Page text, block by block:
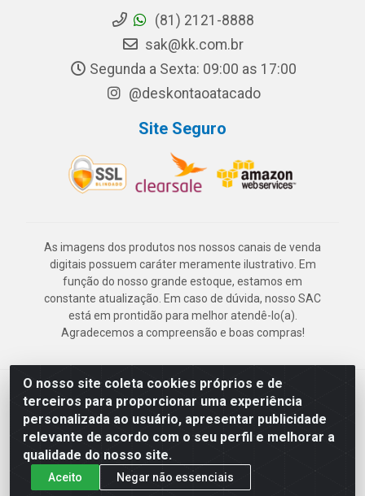
O nosso site coleta cookies próprios e de
terceiros para proporcionar uma experiência
personalizada ao usuário, apresentar publicidade
relevante de acordo com o seu perfil e melhorar a
qualidade do nosso site.
Aceito Negar não essenciais
(81) 2121-8888
sak@kk.com.br
Segunda a Sexta: 09:00 as 17:00
@deskontaoatacado
Site Seguro
As imagens dos produtos nos nossos canais de venda
digitais possuem caráter meramente ilustrativo. Em
função do nosso grande estoque, estamos em
constante atualização. Em caso de dúvida, nosso SAC
está em prontidão para melhor atendê-lo(a).
Agradecemos a compreensão e boas compras!
Deskontão Atacado - Av. Marechal Mascarenhas de Morais, 2471 -
Imbiribeira - Recife/PE - CEP 51.150-001 - CNPJ 24.150.377/0003-
57